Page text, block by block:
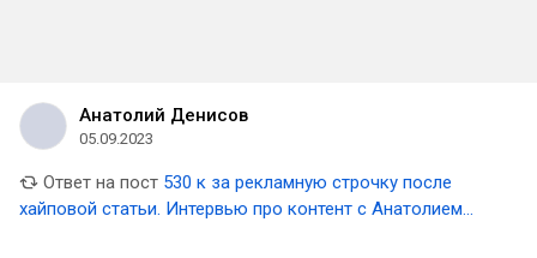
Анатолий Денисов
05.09.2023
Ответ на пост 530 к за рекламную строчку после
хайповой статьи. Интервью про контент с Анатолием